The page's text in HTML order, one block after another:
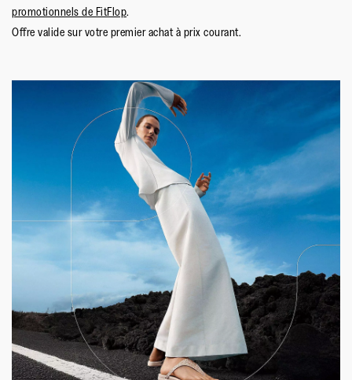
promotionnels de FitFlop.
Offre valide sur votre premier achat à prix courant.